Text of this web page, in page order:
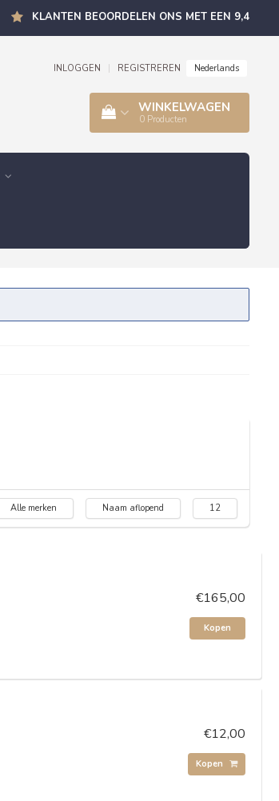
KLANTEN BEOORDELEN ONS MET EEN 9,4
INLOGGEN REGISTREREN Nederlands
WINKELWAGEN
0 Producten
Alle merken Naam aflopend 12
€165,00
Kopen
€12,00
Kopen